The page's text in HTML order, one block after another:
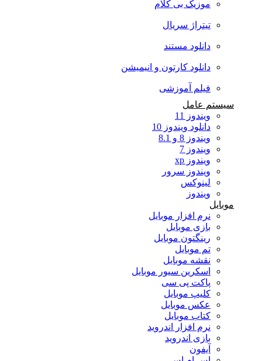
موزیک بی کلام
تیتراژ سریال
دانلود مستند
دانلود کارتون و انیمیشن
فیلم آموزشی
سیستم عامل
ویندوز 11
دانلود ویندوز 10
ویندوز 8 و 8.1
ویندوز 7
ویندوز xp
ویندوز سرور
لینوکس
ویندوز
موبایل
نرم افزار موبایل
بازی موبایل
رینگتون موبایل
تم موبایل
نقشه موبایل
اسکرین سیور موبایل
پاکت پی سی
کلیپ موبایل
عکس موبایل
کتاب موبایل
نرم افزار اندروید
بازی اندروید
آیفون